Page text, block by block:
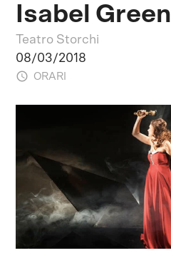
Isabel Green
Teatro Storchi
08/03/2018
ORARI